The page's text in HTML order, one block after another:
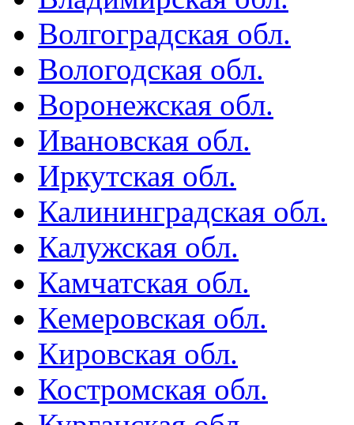
Волгоградская обл.
Вологодская обл.
Воронежская обл.
Ивановская обл.
Иркутская обл.
Калининградская обл.
Калужская обл.
Камчатская обл.
Кемеровская обл.
Кировская обл.
Костромская обл.